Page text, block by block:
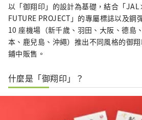
以「御翔印」的設計為基礎，結合「
FUTURE PROJECT」的專屬標誌以及鋼
10 座機場（新千歲、羽田、大阪、德島
本、鹿兒島、沖繩）推出不同風格的御
鋪中販售。
什麼是「御翔印」？